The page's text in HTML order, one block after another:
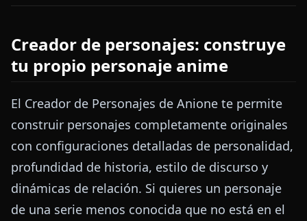
Creador de personajes: construye
tu propio personaje anime
El Creador de Personajes de Anione te permite
construir personajes completamente originales
con configuraciones detalladas de personalidad,
profundidad de historia, estilo de discurso y
dinámicas de relación. Si quieres un personaje
de una serie menos conocida que no está en el